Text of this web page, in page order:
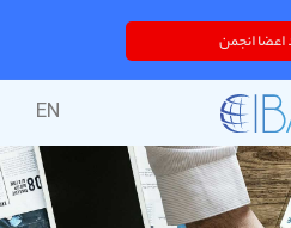
انجمن
EN